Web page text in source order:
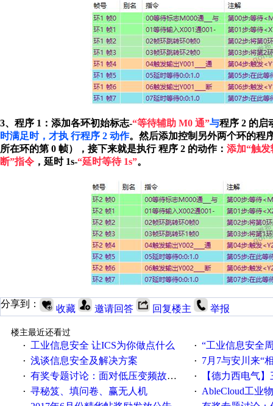
3、程序 1：添加各环初始标志-“等待辅助 M0 通”与程序 2 的启
时满足时，才执 行程序 2 动作。然后添加控制另外两个环的程
所在环的第 0 帧），接下来就是执行程序 2 的动作： 添加“触
断”指令 ，延时 1s-“延时等待 1s”。
分享到： 收藏 邀请回答 回复楼主 举报
楼主最近还看过
·
工业信息安全 让ICS为你做点什么 · “工业信息安全周之我见”
· 浅谈信息安全及解决方案 · 7月7与安川来“
· 有奖专题讨论：面对低压变频故障，老手是这样解决的！ · 【德力西电气】三
· 寻秘笈、填问卷、赢无人机 · AbleCloud工业物联